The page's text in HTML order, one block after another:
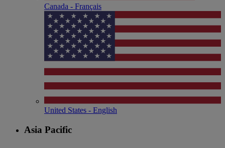
Canada - Français
United States - English
Asia Pacific